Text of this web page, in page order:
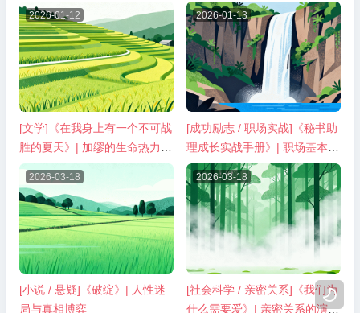

2026-01-12
[文学]《在我身上有一个不可战
胜的夏天》| 加缪的生命热力与
荒诞反抗
2026-01-13
[成功励志 / 职场实战]《秘书助
理成长实战手册》| 职场基本功
修炼指南
2026-03-18
[小说 / 悬疑]《破绽》| 人性迷
局与真相博弈
2026-03-18
[社会科学 / 亲密关系]《我们为
什么需要爱》| 亲密关系的演化